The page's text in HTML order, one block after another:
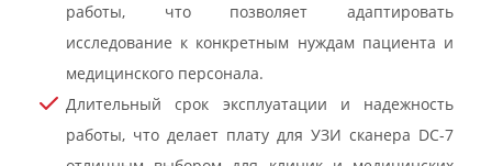
работы, что позволяет адаптировать
исследование к конкретным нуждам пациента и
медицинского персонала.
Длительный срок эксплуатации и надежность
работы, что делает плату для УЗИ сканера DC-7